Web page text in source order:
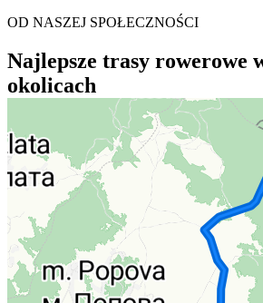
OD NASZEJ SPOŁECZNOŚCI
Najlepsze trasy rowerowe
okolicach